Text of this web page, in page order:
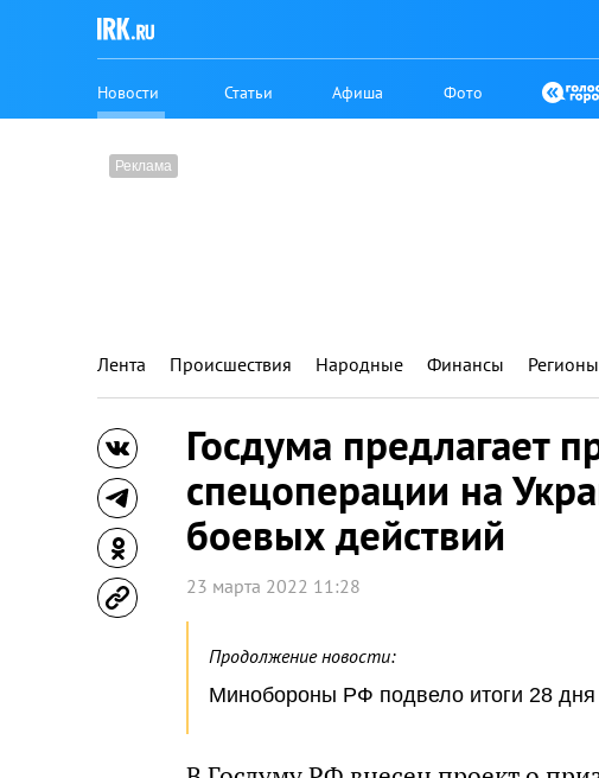
Новости Статьи Афиша Фото
Лента Происшествия Народные Финансы Регионы
Госдума предлагает
спецоперации на
боевых действий
23 марта 2022 11:28
Продолжение новости:
Минобороны РФ подвело итоги 28 дня